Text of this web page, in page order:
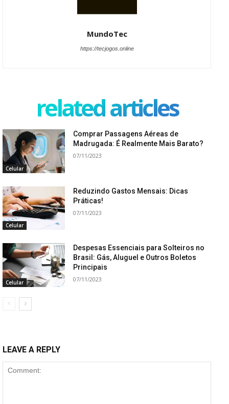
MundoTec
https://tecjogos.online
related articles
Celular
Comprar Passagens Aéreas de
Madrugada: É Realmente Mais Barato?
07/11/2023
Celular
Reduzindo Gastos Mensais: Dicas
Práticas!
07/11/2023
Celular
Despesas Essenciais para Solteiros no
Brasil: Gás, Aluguel e Outros Boletos
Principais
07/11/2023
LEAVE A REPLY